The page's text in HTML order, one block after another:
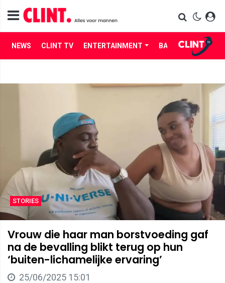
NEWS CLINT TV ENTERTAINMENT BABES LIFE
STORIES
Vrouw die haar man borstvoeding gaf
na de bevalling blikt terug op hun
‘buiten-lichamelijke ervaring’
25/06/2025 15:01